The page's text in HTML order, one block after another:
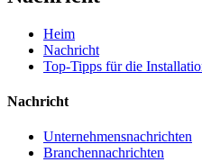
Heim
Nachricht
Top-Tipps für die
Nachricht
Unternehmensnachrichten
Branchennachrichten